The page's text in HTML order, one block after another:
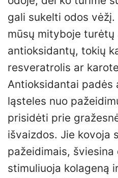
gali sukelti odos
mūsų mityboje
antioksidantų, tokių
resveratrolis ar
Antioksidantai padės
ląsteles nuo
prisidėti prie
išvaizdos. Jie kovoja
pažeidimais, šviesina
stimuliuoja kolageną